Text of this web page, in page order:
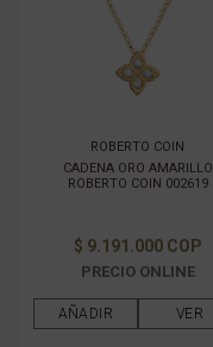
ROBERTO COIN
CADENA ORO AMARILLO
ROBERTO COIN 002619
$ 9.191.000 COP
PRECIO ONLINE
AÑADIR VER